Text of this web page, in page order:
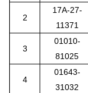
2
17A-27-
11371
3
01010-
81025
4
01643-
31032